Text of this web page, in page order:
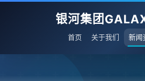
银河集团
首页 关于我们 新闻